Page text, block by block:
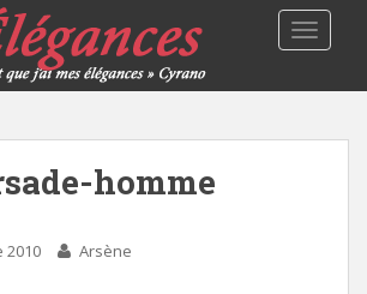
homme
2010 Arsène